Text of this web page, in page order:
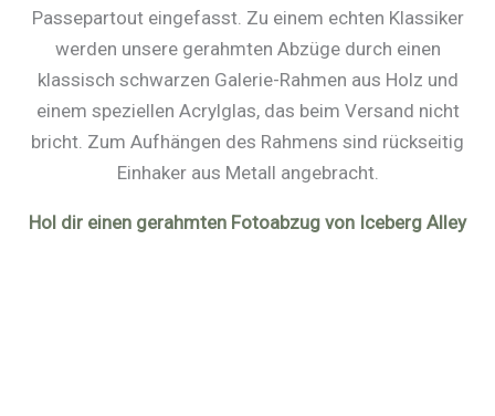
Passepartout eingefasst. Zu einem echten Klassiker
werden unsere gerahmten Abzüge durch einen
klassisch schwarzen Galerie-Rahmen aus Holz und
einem speziellen Acrylglas, das beim Versand nicht
bricht. Zum Aufhängen des Rahmens sind rückseitig
Einhaker aus Metall angebracht.
Hol dir einen gerahmten Fotoabzug von Iceberg Alley